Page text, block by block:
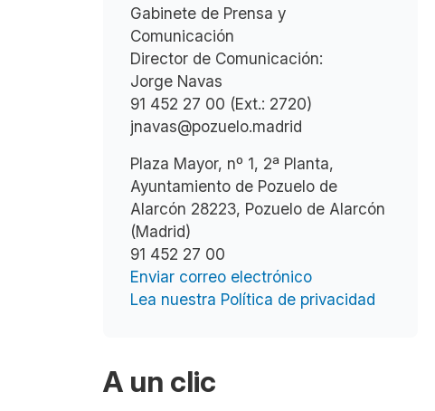
Gabinete de Prensa y
Comunicación
Director de Comunicación:
Jorge Navas
91 452 27 00 (Ext.: 2720)
jnavas@pozuelo.madrid
Plaza Mayor, nº 1, 2ª Planta,
Ayuntamiento de Pozuelo de
Alarcón 28223, Pozuelo de Alarcón
(Madrid)
91 452 27 00
Enviar correo electrónico
Lea nuestra Política de privacidad
A un clic